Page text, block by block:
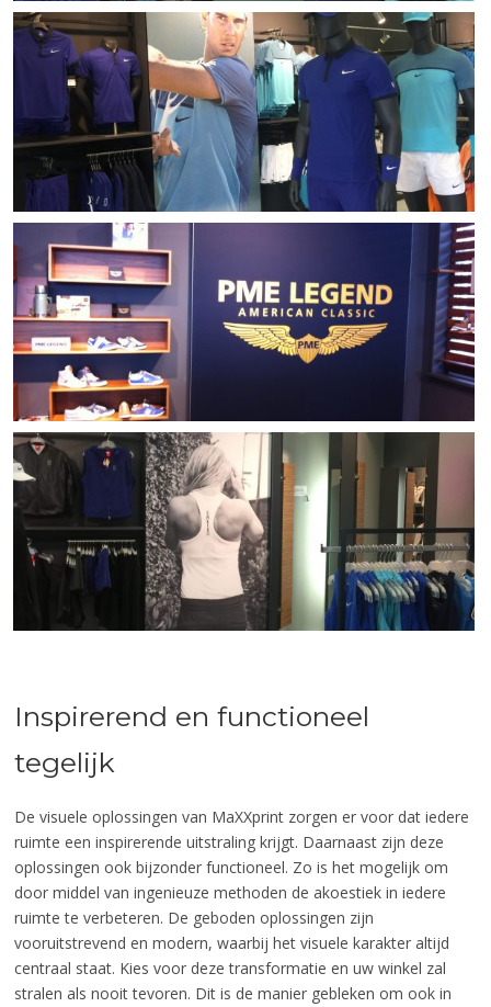
Inspirerend en functioneel
tegelijk
De visuele oplossingen van MaXXprint zorgen er voor dat iedere
ruimte een inspirerende uitstraling krijgt. Daarnaast zijn deze
oplossingen ook bijzonder functioneel. Zo is het mogelijk om
door middel van ingenieuze methoden de akoestiek in iedere
ruimte te verbeteren. De geboden oplossingen zijn
vooruitstrevend en modern, waarbij het visuele karakter altijd
centraal staat. Kies voor deze transformatie en uw winkel zal
stralen als nooit tevoren. Dit is de manier gebleken om ook in